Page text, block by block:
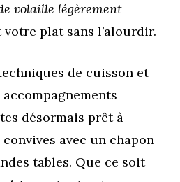
volaille légèrement
plat sans l’alourdir.
de cuisson et
désormais prêt à
avec un chapon
tables. Que ce soit